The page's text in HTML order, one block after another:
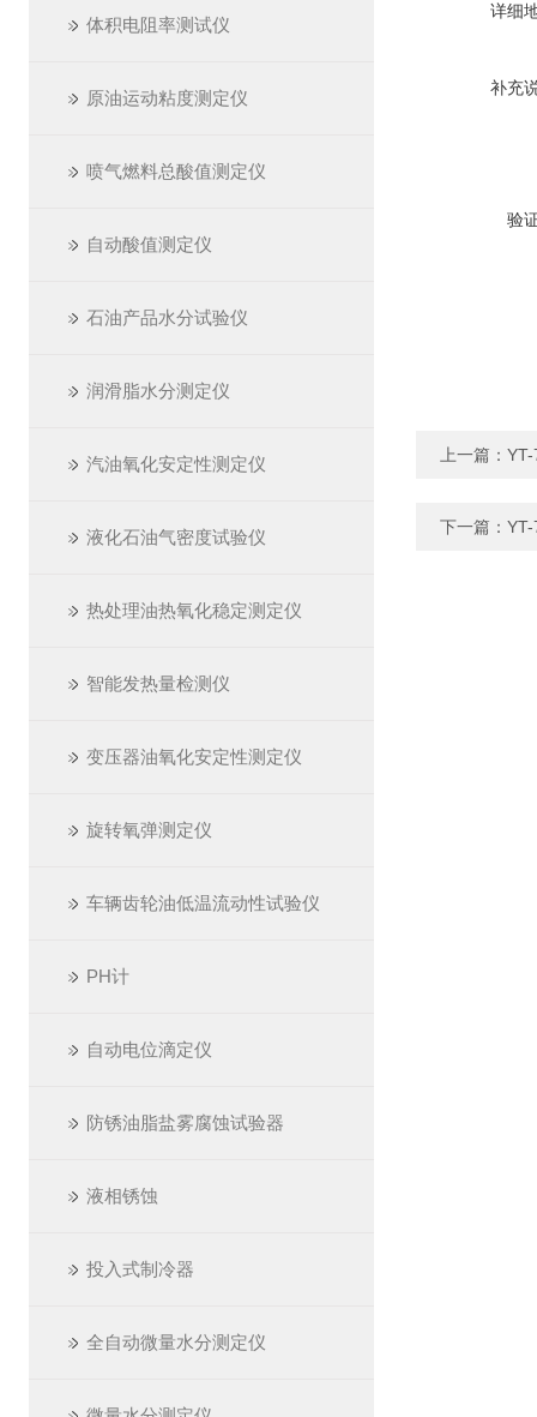
体积电阻率测试仪
原油运动粘度测定仪
喷气燃料总酸值测定仪
自动酸值测定仪
石油产品水分试验仪
润滑脂水分测定仪
汽油氧化安定性测定仪
液化石油气密度试验仪
热处理油热氧化稳定测定仪
智能发热量检测仪
变压器油氧化安定性测定仪
旋转氧弹测定仪
车辆齿轮油低温流动性试验仪
PH计
自动电位滴定仪
防锈油脂盐雾腐蚀试验器
液相锈蚀
投入式制冷器
全自动微量水分测定仪
详细
补充
验
上一篇：
下一篇：